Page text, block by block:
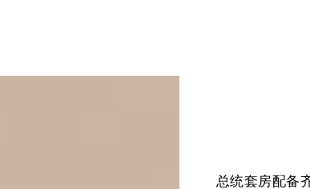
总统套房配备